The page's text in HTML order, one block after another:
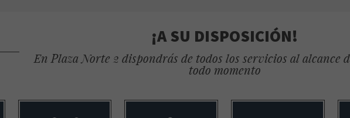
¡A SU DISPOSICIÓN!
En Plaza Norte 2 dispondrás de todos los servicios al alcance
todo momento